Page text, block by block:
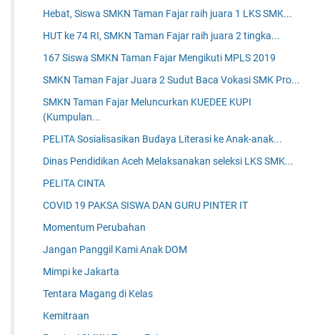
Hebat, Siswa SMKN Taman Fajar raih juara 1 LKS SMK...
HUT ke 74 RI, SMKN Taman Fajar raih juara 2 tingka...
167 Siswa SMKN Taman Fajar Mengikuti MPLS 2019
SMKN Taman Fajar Juara 2 Sudut Baca Vokasi SMK Pro...
SMKN Taman Fajar Meluncurkan KUEDEE KUPI
(Kumpulan...
PELITA Sosialisasikan Budaya Literasi ke Anak-anak...
Dinas Pendidikan Aceh Melaksanakan seleksi LKS SMK...
PELITA CINTA
COVID 19 PAKSA SISWA DAN GURU PINTER IT
Momentum Perubahan
Jangan Panggil Kami Anak DOM
Mimpi ke Jakarta
Tentara Magang di Kelas
Kemitraan